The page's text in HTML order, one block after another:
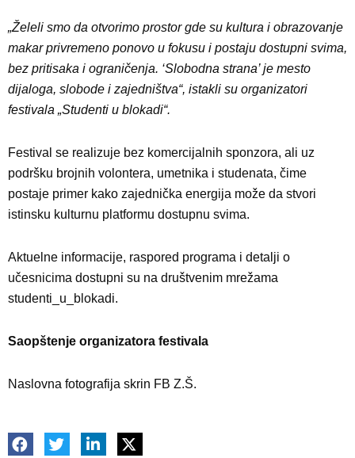
„Želeli smo da otvorimo prostor gde su kultura i obrazovanje
makar privremeno ponovo u fokusu i postaju dostupni svima,
bez pritisaka i ograničenja. ‘Slobodna strana’ je mesto
dijaloga, slobode i zajedništva“, istakli su organizatori
festivala „Studenti u blokadi“.
Festival se realizuje bez komercijalnih sponzora, ali uz
podršku brojnih volontera, umetnika i studenata, čime
postaje primer kako zajednička energija može da stvori
istinsku kulturnu platformu dostupnu svima.
Aktuelne informacije, raspored programa i detalji o
učesnicima dostupni su na društvenim mrežama
studenti_u_blokadi.
Saopštenje organizatora festivala
Naslovna fotografija skrin FB Z.Š.